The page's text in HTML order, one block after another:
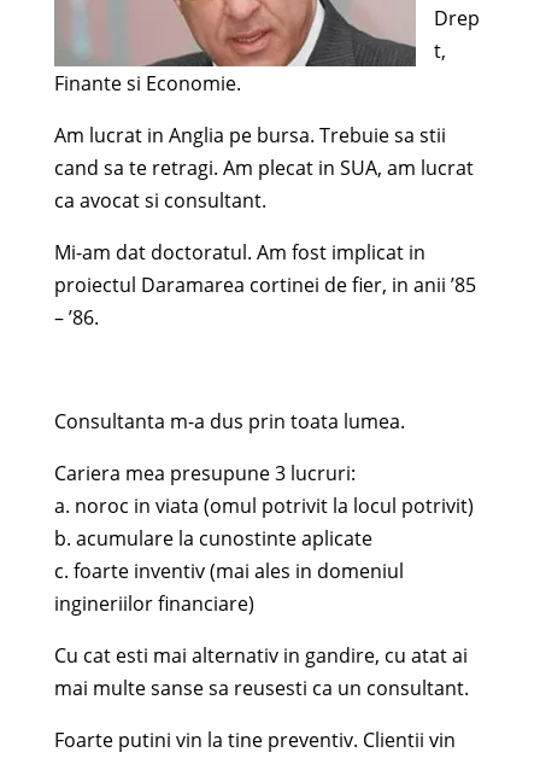
Drep
t,
Finante si Economie.
Am lucrat in Anglia pe bursa. Trebuie sa stii
cand sa te retragi. Am plecat in SUA, am lucrat
ca avocat si consultant.
Mi-am dat doctoratul. Am fost implicat in
proiectul Daramarea cortinei de fier, in anii ’85
– ’86.
Consultanta m-a dus prin toata lumea.
Cariera mea presupune 3 lucruri:
a. noroc in viata (omul potrivit la locul potrivit)
b. acumulare la cunostinte aplicate
c. foarte inventiv (mai ales in domeniul
ingineriilor financiare)
Cu cat esti mai alternativ in gandire, cu atat ai
mai multe sanse sa reusesti ca un consultant.
Foarte putini vin la tine preventiv. Clientii vin